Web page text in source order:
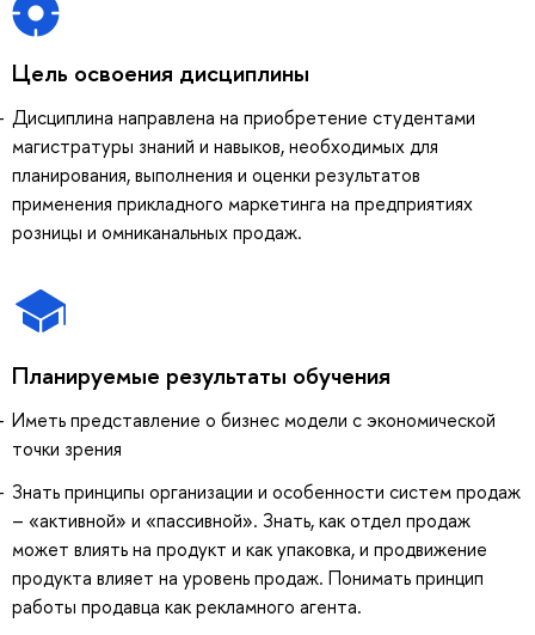
Цель освоения дисциплины
Дисциплина направлена на приобретение студентами
магистратуры знаний и навыков, необходимых для
планирования, выполнения и оценки результатов
применения прикладного маркетинга на предприятиях
розницы и омниканальных продаж.
Планируемые результаты обучения
Иметь представление о бизнес модели с экономической
точки зрения
Знать принципы организации и особенности систем продаж
– «активной» и «пассивной». Знать, как отдел продаж
может влиять на продукт и как упаковка, и продвижение
продукта влияет на уровень продаж. Понимать принцип
работы продавца как рекламного агента.